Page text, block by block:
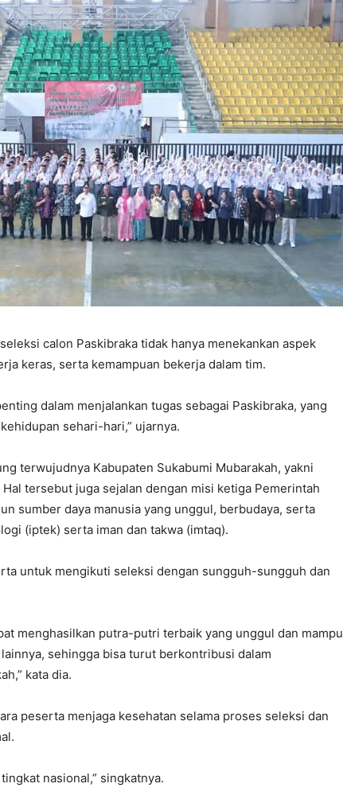
calon Paskibraka tidak hanya menekankan aspek
keras, serta kemampuan bekerja dalam tim.
dalam menjalankan tugas sebagai Paskibraka, yang
sehari-hari,” ujarnya.
terwujudnya Kabupaten Sukabumi Mubarakah, yakni
tersebut juga sejalan dengan misi ketiga Pemerintah
sumber daya manusia yang unggul, berbudaya, serta
(iptek) serta iman dan takwa (imtaq).
untuk mengikuti seleksi dengan sungguh-sungguh dan
menghasilkan putra-putri terbaik yang unggul dan mampu
sehingga bisa turut berkontribusi dalam
kata dia.
peserta menjaga kesehatan selama proses seleksi dan
nasional,” singkatnya.